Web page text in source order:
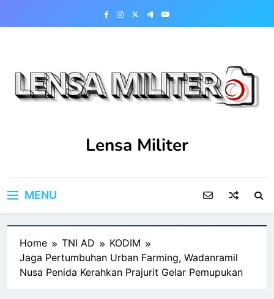
Lensa Militer
MENU
Home TNI AD
KODIM
Jaga Pertumbuhan Urban Farming, Wadanramil
Nusa Penida Kerahkan Prajurit Gelar Pemupukan